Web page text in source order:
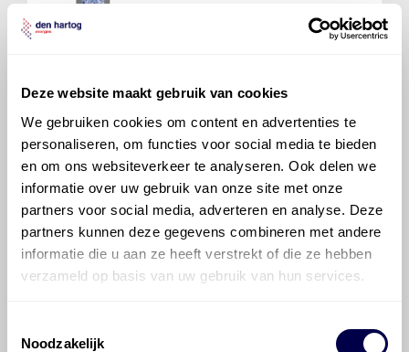
Deze website maakt gebruik van cookies
We gebruiken cookies om content en advertenties te
personaliseren, om functies voor social media te bieden
en om ons websiteverkeer te analyseren. Ook delen we
informatie over uw gebruik van onze site met onze
partners voor social media, adverteren en analyse. Deze
partners kunnen deze gegevens combineren met andere
informatie die u aan ze heeft verstrekt of die ze hebben
verzameld op basis van uw gebruik van hun services.
Noodzakelijk
Veelgestelde vragen over
de Toyota Yaris/Echo
Verso
Welke motorolie adviseert Den Hartog
voor de Toyota Yaris/Echo Verso Yaris
Verso 1.5 16V VVT-i?
Hoeveel motorolie gaat er in een